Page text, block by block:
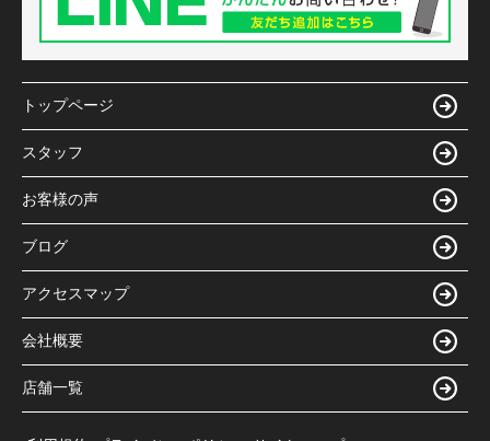
トップページ
スタッフ
お客様の声
ブログ
アクセスマップ
会社概要
店舗一覧